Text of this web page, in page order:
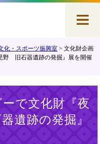
化・スポーツ振興室 > 文化財企画
野 旧石器遺跡の発掘』展を開催
で文化財『夜
遺跡の発掘』